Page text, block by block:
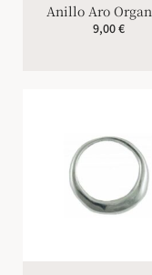
Anillo Aro
9,00€